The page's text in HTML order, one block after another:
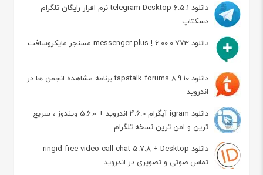
دانلود telegram Desktop 6.5.1 نرم افزار رایگان تلگرام
دسکتاپ
دانلود messenger plus ! 6.00.0.773 مسنجر مایکروسافت
دانلود tapatalk forums 8.9.10 برنامه مشاهده انجمن ها در
اندروید
دانلود igram آیگرام 4.6.0 اندروید + 5.6.0 ویندوز ، سریع
ترین و امن ترین نسخه تلگرام
دانلود ringid free video call chat 5.7.8 + Desktop
تماس صوتی و تصویری در اندروید